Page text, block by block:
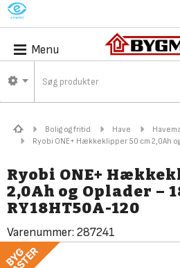
M
Menu
Bolig og fritid Have
Ryobi ONE+ Hækkeklipper 50 cm 2,0Ah
Ryobi ONE+
2,0Ah og Oplader –
RY18HT50A-120
Varenummer: 287241